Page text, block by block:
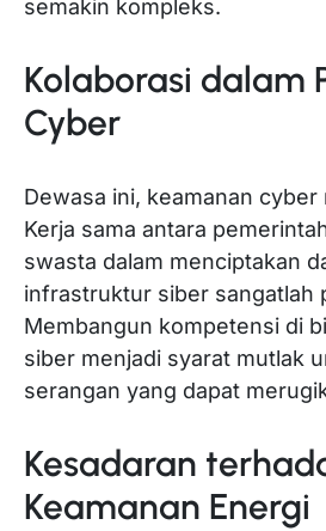
semakin kompleks.
Kolaborasi dalam
Cyber
Dewasa ini, keamanan
Kerja sama antara
swasta dalam menciptakan
infrastruktur siber sangatlah
Membangun kompetensi di
siber menjadi syarat mutlak
serangan yang dapat
Kesadaran
Keamanan Energi